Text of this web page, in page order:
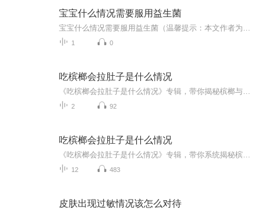
宝宝什么情况需要服用益生菌
1 0
吃槟榔会拉肚子是什么情况
2 92
吃槟榔会拉肚子是什么情况
12 483
皮肤出现过敏情况该怎么对待